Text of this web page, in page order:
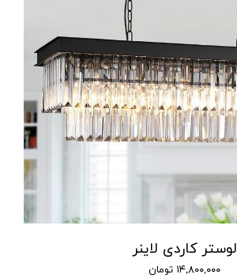
لوستر کاردی لاینر
۱۴,۸۰۰,۰۰۰ تومان